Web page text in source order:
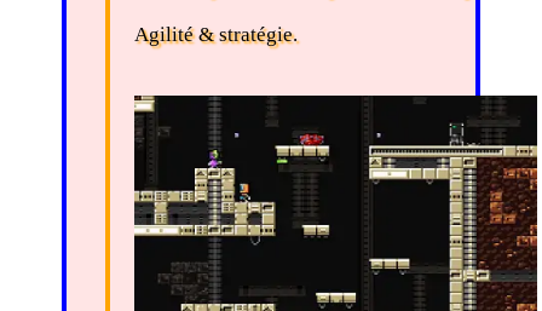
Agilité & stratégie.